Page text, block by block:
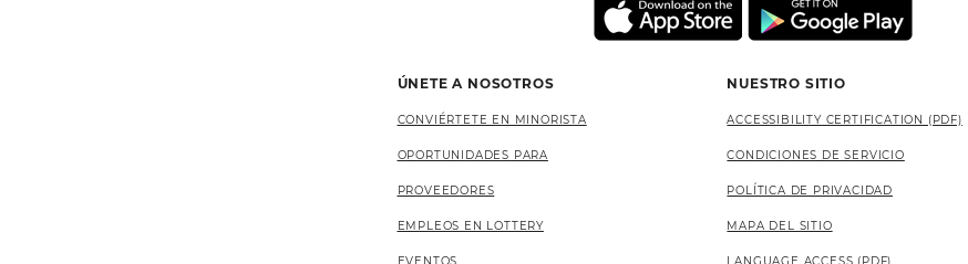
ÚNETE A NOSOTROS
CONVIÉRTETE EN MINORISTA
OPORTUNIDADES PARA
PROVEEDORES
EMPLEOS EN LOTTERY
EVENTOS
NUESTRO SITIO
ACCESSIBILITY CERTIFICATION (PDF)
CONDICIONES DE SERVICIO
POLÍTICA DE PRIVACIDAD
MAPA DEL SITIO
LANGUAGE ACCESS (PDF)